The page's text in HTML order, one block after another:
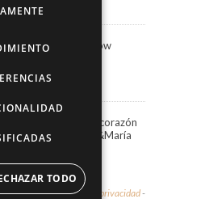
2026
Fashion Show
2026
Navidad blanca en el corazón
Cruz con Marco&María
-Aviso legal y política de privacidad-
TODO